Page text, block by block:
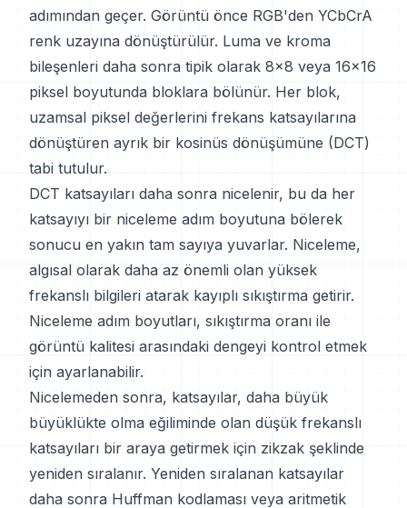
adımından geçer. Görüntü önce RGB'den YCbCrA
renk uzayına dönüştürülür. Luma ve kroma
bileşenleri daha sonra tipik olarak 8x8 veya 16x16
piksel boyutunda bloklara bölünür. Her blok,
uzamsal piksel değerlerini frekans katsayılarına
dönüştüren ayrık bir kosinüs dönüşümüne (DCT)
tabi tutulur.
DCT katsayıları daha sonra nicelenir, bu da her
katsayıyı bir niceleme adım boyutuna bölerek
sonucu en yakın tam sayıya yuvarlar. Niceleme,
algısal olarak daha az önemli olan yüksek
frekanslı bilgileri atarak kayıplı sıkıştırma getirir.
Niceleme adım boyutları, sıkıştırma oranı ile
görüntü kalitesi arasındaki dengeyi kontrol etmek
için ayarlanabilir.
Nicelemeden sonra, katsayılar, daha büyük
büyüklükte olma eğiliminde olan düşük frekanslı
katsayıları bir araya getirmek için zikzak şeklinde
yeniden sıralanır. Yeniden sıralanan katsayılar
daha sonra Huffman kodlaması veya aritmetik